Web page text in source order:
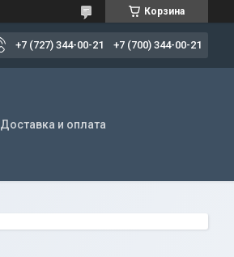
Корзина
+7 (727) 344-00-21 +7 (700) 344-00-21
Доставка и оплата